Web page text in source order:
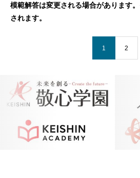
模範解答は変更される場合があります
されます。
1 2